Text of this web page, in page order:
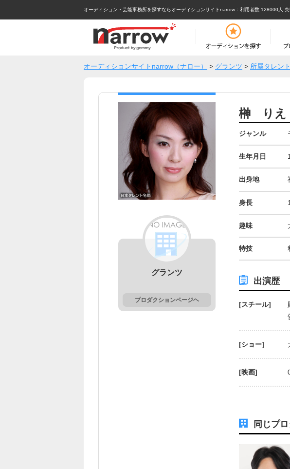
オーディション・芸能事務所を探すならオーディションサイトnarrow ：利用者数 128000人 突
オーディションサイトnarrow（ナロー） > グランツ > 所属タレン
グランツ
プロダクションページヘ
榊 りえ
ジャンル
生年月日
出身地
身長
趣味
特技
出演歴
[スチール]
[ショー]
[映画]
同じプ